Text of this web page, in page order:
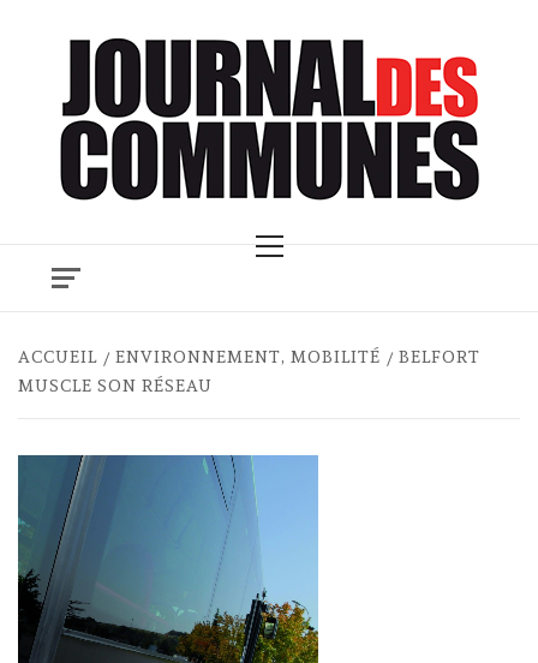
Menu
ACCUEIL ENVIRONNEMENT, MOBILITÉ
BELFORT
MUSCLE SON RÉSEAU